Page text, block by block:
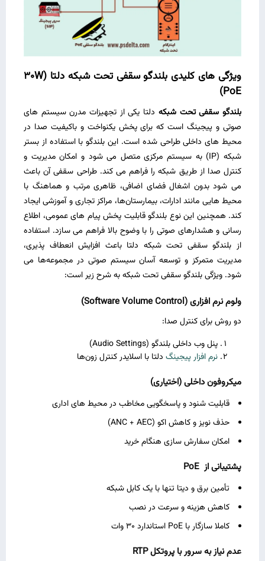
ویژگی‌ های کلیدی بلندگو سقفی تحت شبکه دلتا (30W
PoE)
بلندگو سقفی تحت شبکه دلتا یکی از تجهیزات مدرن سیستم‌ های
صوتی و پیجینگ است که برای پخش یکنواخت و باکیفیت صدا در
محیط‌ های داخلی طراحی شده است. این بلندگو با استفاده از بستر
شبکه (IP) به سیستم مرکزی متصل می‌ شود و امکان مدیریت و
کنترل صدا از طریق شبکه را فراهم می‌ کند. طراحی سقفی آن باعث
می‌ شود بدون اشغال فضای اضافی، ظاهری مرتب و هماهنگ با
محیط‌ هایی مانند ادارات، بیمارستان‌ها، مراکز تجاری و آموزشی ایجاد
کند. همچنین این نوع بلندگو قابلیت پخش پیام‌ های عمومی، اطلاع‌
رسانی و هشدارهای صوتی را با وضوح بالا فراهم می‌ سازد. استفاده
از بلندگو سقفی تحت شبکه دلتا باعث افزایش انعطاف‌ پذیری،
مدیریت متمرکز و توسعه آسان سیستم صوتی در مجموعه‌ها می‌
شود. ویژگی بلندگو سقفی تحت شبکه به شرح زیر است:
ولوم نرم‌ افزاری(Software Volume Control)
دو روش برای کنترل صدا:
پنل وب داخلی بلندگو (Audio Settings)
نرم‌ افزار پیجینگ دلتا با اسلایدر کنترل زون‌ها
میکروفون داخلی (اختیاری)
قابلیت شنود و پاسخگویی مخاطب در محیط‌ های اداری
حذف نویز و کاهش اکو (ANC + AEC)
امکان سفارش‌ سازی هنگام خرید
پشتیبانی از
تأمین برق و دیتا تنها با یک کابل شبکه
کاهش هزینه و سرعت در نصب
کاملا سازگار با PoE استاندارد 30 وات
عدم نیاز به سرور با پروتکلRTP